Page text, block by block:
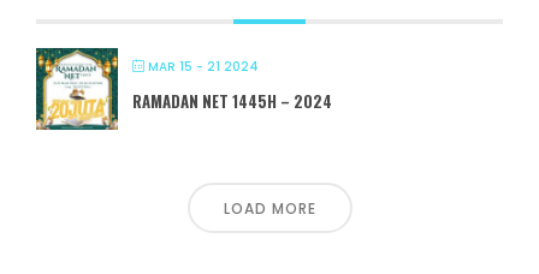
MAR 15 - 21 2024
RAMADAN NET 1445H – 2024
LOAD MORE